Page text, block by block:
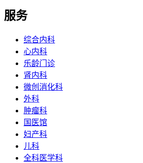
服务
综合内科
心内科
乐龄门诊
肾内科
微创消化科
外科
肿瘤科
国医馆
妇产科
儿科
全科医学科